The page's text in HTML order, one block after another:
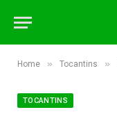
Home » Tocantins »
TOCANTINS